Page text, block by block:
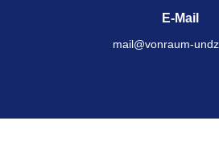
E-Mail
mail@vonraum-